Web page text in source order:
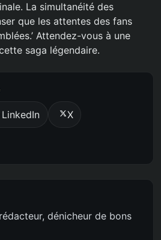
La simultanéité des
que les attentes des fans
Attendez-vous à une
saga légendaire.
LinkedIn X
dénicheur de bons